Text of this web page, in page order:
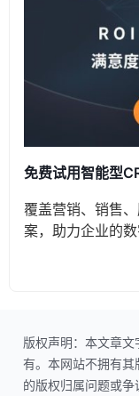
免费试用智能型
覆盖营销、销售
案，助力企业的数
版权声明：本文章
有。本网站不拥有
的版权归属问题或争